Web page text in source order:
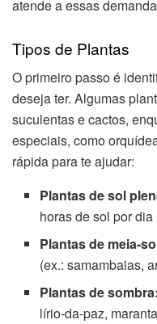
atende a essas
Tipos de Plantas
O primeiro passo é
deseja ter. Algumas
suculentas e cactos,
especiais, como
rápida para te ajudar:
Plantas de sol
horas de sol por
Plantas de meia-
(ex.: samambaias,
Plantas de sombra:
lírio-da-paz,